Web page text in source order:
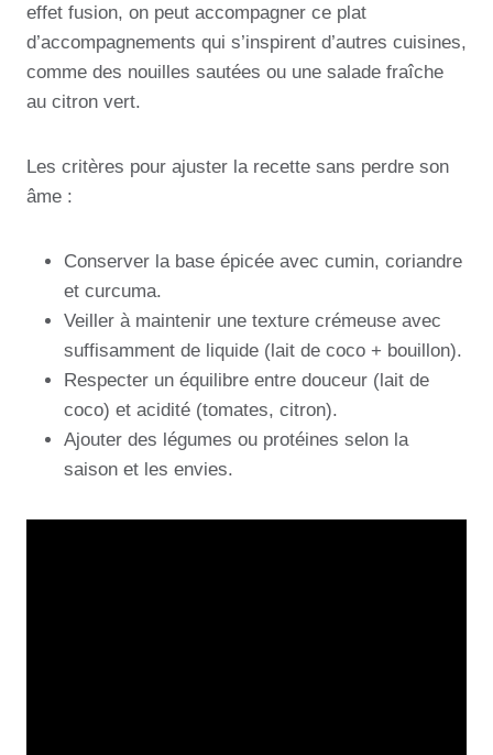
effet fusion, on peut accompagner ce plat
d’accompagnements qui s’inspirent d’autres cuisines,
comme des nouilles sautées ou une salade fraîche
au citron vert.
Les critères pour ajuster la recette sans perdre son
âme :
Conserver la base épicée avec cumin, coriandre
et curcuma.
Veiller à maintenir une texture crémeuse avec
suffisamment de liquide (lait de coco + bouillon).
Respecter un équilibre entre douceur (lait de
coco) et acidité (tomates, citron).
Ajouter des légumes ou protéines selon la
saison et les envies.